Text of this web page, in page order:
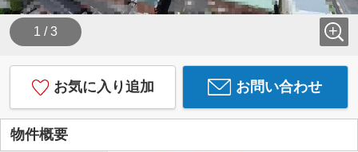
1 / 3
お気に入り追加 お問い合わせ
物件概要